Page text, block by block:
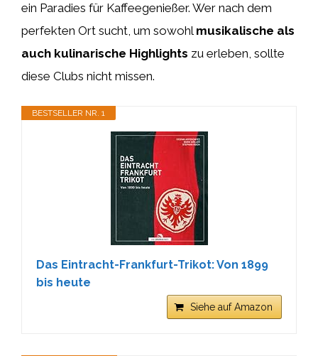
ein Paradies für Kaffeegenießer. Wer nach dem
perfekten Ort sucht, um sowohl musikalische als
auch kulinarische Highlights zu erleben, sollte
diese Clubs nicht missen.
BESTSELLER NR. 1
Das Eintracht-Frankfurt-Trikot: Von 1899
bis heute
Siehe auf Amazon